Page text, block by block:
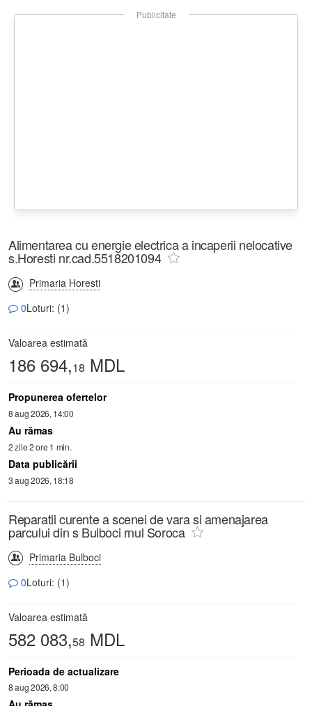
Publicitate
Alimentarea cu energie electrica a incaperii nelocative
s.Horesti nr.cad.5518201094
Primaria Horesti
0Loturi: (1)
Valoarea estimată
186 694,18 MDL
Propunerea ofertelor
8 aug 2026, 14:00
Au rămas
2 zile 2 ore 1 min.
Data publicării
3 aug 2026, 18:18
Reparatii curente a scenei de vara si amenajarea
parcului din s Bulboci rnul Soroca
Primaria Bulboci
0Loturi: (1)
Valoarea estimată
582 083,58 MDL
Perioada de actualizare
8 aug 2026, 8:00